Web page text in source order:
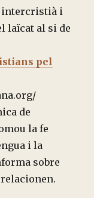
intercristià i
laïcat al si de
pel
de
la fe
i la
sobre